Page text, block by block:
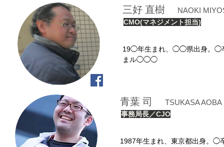
三好 直樹 NAOKI
CMO(マネジメント担当)
19◯年生まれ、◯◯県出身。◯
まル◯◯◯
青葉 司 TSUKASA AOBA
事務局長／CJO
1987年生まれ、東京都出身。◯